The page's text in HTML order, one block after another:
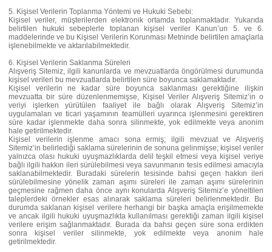
5. Kişisel Verilerin Toplanma Yöntemi ve Hukuki Sebebi:
Kişisel veriler, müşterilerden elektronik ortamda toplanmaktadır. Yukarıda
belirtilen hukuki sebeplerle toplanan kişisel veriler Kanun’un 5. ve 6.
maddelerinde ve bu Kişisel Verilerin Korunması Metninde belirtilen amaçlarla
işlenebilmekte ve aktarılabilmektedir.
6. Kişisel Verilerin Saklanma Süreleri
Alışveriş Sitemiz, ilgili kanunlarda ve mevzuatlarda öngörülmesi durumunda
kişisel verileri bu mevzuatlarda belirtilen süre boyunca saklamaktadır.
Kişisel verilerin ne kadar süre boyunca saklanması gerektiğine ilişkin
mevzuatta bir süre düzenlenmemişse, Kişisel Veriler Alışveriş Sitemiz’in o
veriyi işlerken yürütülen faaliyet ile bağlı olarak Alışveriş Sitemiz’in
uygulamaları ve ticari yaşamının teamülleri uyarınca işlenmesini gerektiren
süre kadar işlenmekte daha sonra silinmekte, yok edilmekte veya anonim
hale getirilmektedir.
Kişisel verilerin işlenme amacı sona ermiş; ilgili mevzuat ve Alışveriş
Sitemiz’in belirlediği saklama sürelerinin de sonuna gelinmişse; kişisel veriler
yalnızca olası hukuki uyuşmazlıklarda delil teşkil etmesi veya kişisel veriye
bağlı ilgili hakkın ileri sürülebilmesi veya savunmanın tesis edilmesi amacıyla
saklanabilmektedir. Buradaki sürelerin tesisinde bahsi geçen hakkın ileri
sürülebilmesine yönelik zaman aşımı süreleri ile zaman aşımı sürelerinin
geçmesine rağmen daha önce aynı konularda Alışveriş Sitemiz’e yöneltilen
taleplerdeki örnekler esas alınarak saklama süreleri belirlenmektedir. Bu
durumda saklanan kişisel verilere herhangi bir başka amaçla erişilmemekte
ve ancak ilgili hukuki uyuşmazlıkta kullanılması gerektiği zaman ilgili kişisel
verilere erişim sağlanmaktadır. Burada da bahsi geçen süre sona erdikten
sonra kişisel veriler silinmekte, yok edilmekte veya anonim hale
getirilmektedir.